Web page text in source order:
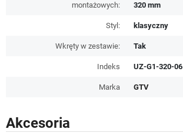
montażowych:
320 mm
Styl: klasyczny
Wkręty w zestawie: Tak
Indeks UZ-G1-320-06
Marka GTV
Akcesoria